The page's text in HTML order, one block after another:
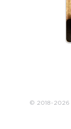
© 2018~2026